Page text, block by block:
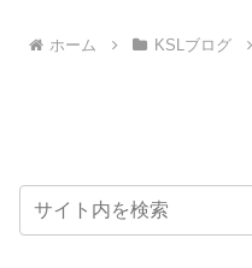
ホーム KSLブログ